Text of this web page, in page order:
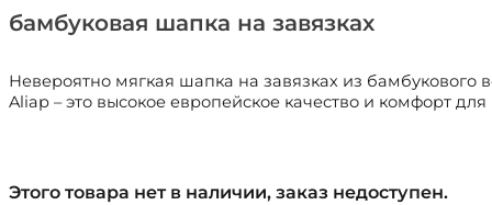
бамбуковая шапка на завязках
Невероятно мягкая шапка на завязках из
Aliap – это высокое европейское качество и комфорт
Этого товара нет в наличии, заказ недоступен.